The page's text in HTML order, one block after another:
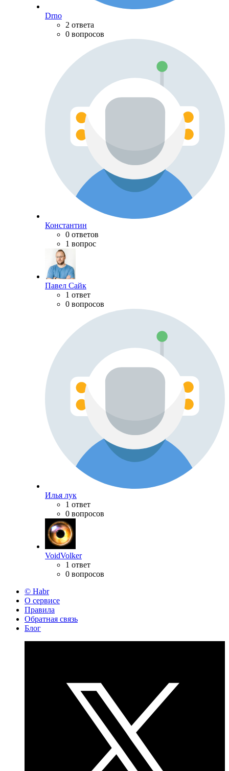
Drno
2 ответа
0 вопросов
Константин
0 ответов
1 вопрос
Павел Сайк
1 ответ
0 вопросов
Илья лук
1 ответ
0 вопросов
VoidVolker
1 ответ
0 вопросов
© Habr
О сервисе
Правила
Обратная связь
Блог